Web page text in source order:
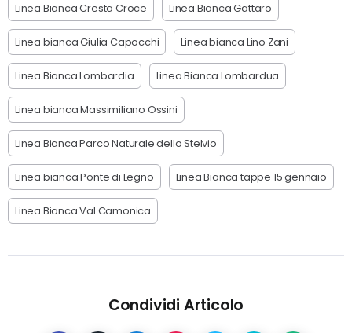
Linea Bianca Cresta Croce Linea Bianca Gattaro
Linea bianca Giulia Capocchi Linea bianca Lino Zani
Linea Bianca Lombardia Linea Bianca Lombardua
Linea bianca Massimiliano Ossini
Linea Bianca Parco Naturale dello Stelvio
Linea bianca Ponte di Legno Linea Bianca tappe 15 gennaio
Linea Bianca Val Camonica
Condividi Articolo